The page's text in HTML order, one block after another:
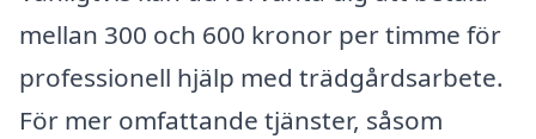
mellan 300 och 600 kronor per timme för
professionell hjälp med trädgårdsarbete.
För mer omfattande tjänster, såsom